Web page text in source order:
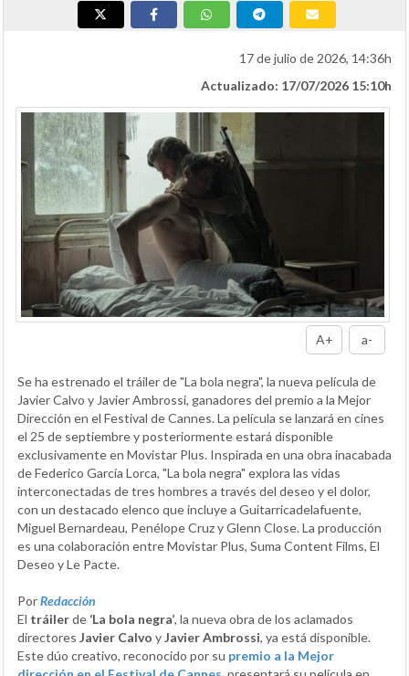
17 de julio de 2026, 14:36h
Actualizado: 17/07/2026 15:10h
A+ a-
Se ha estrenado el tráiler de "La bola negra", la nueva película de
Javier Calvo y Javier Ambrossi, ganadores del premio a la Mejor
Dirección en el Festival de Cannes. La película se lanzará en cines
el 25 de septiembre y posteriormente estará disponible
exclusivamente en Movistar Plus. Inspirada en una obra inacabada
de Federico García Lorca, "La bola negra" explora las vidas
interconectadas de tres hombres a través del deseo y el dolor,
con un destacado elenco que incluye a Guitarricadelafuente,
Miguel Bernardeau, Penélope Cruz y Glenn Close. La producción
es una colaboración entre Movistar Plus, Suma Content Films, El
Deseo y Le Pacte.
PorRedacción
El tráilerde ‘La bola negra’, la nueva obra de los aclamados
directores Javier Calvo yJavier Ambrossi, ya está disponible.
Este dúo creativo, reconocido por su premio a la Mejor